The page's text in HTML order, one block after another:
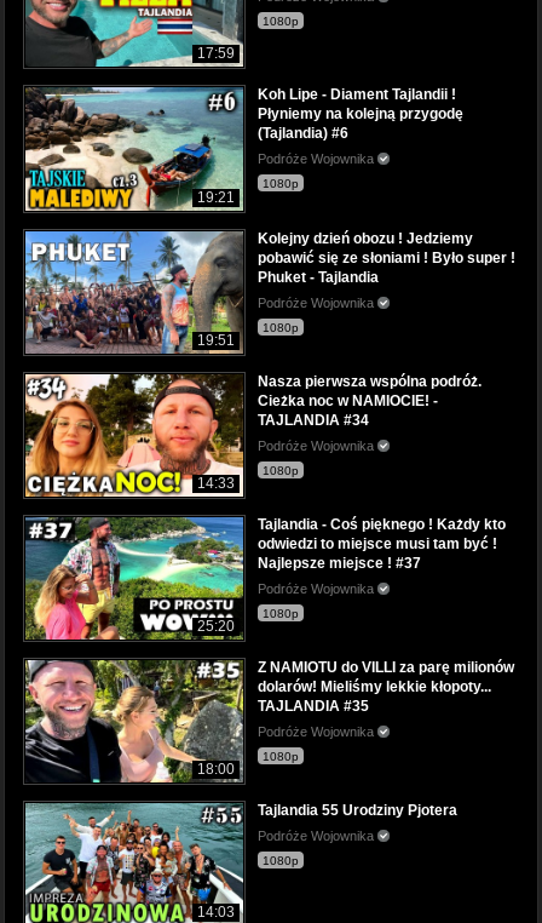
17:59
1080p
19:21
Koh Lipe - Diament Tajlandii !
Płyniemy na kolejną przygodę
(Tajlandia) #6
Podróże Wojownika
1080p
19:51
Kolejny dzień obozu ! Jedziemy
pobawić się ze słoniami ! Było super !
Phuket - Tajlandia
Podróże Wojownika
1080p
14:33
Nasza pierwsza wspólna podróż.
Cieżka noc w NAMIOCIE! -
TAJLANDIA #34
Podróże Wojownika
1080p
25:20
Tajlandia - Coś pięknego ! Każdy kto
odwiedzi to miejsce musi tam być !
Najlepsze miejsce ! #37
Podróże Wojownika
1080p
18:00
Z NAMIOTU do VILLI za parę milionów
dolarów! Mieliśmy lekkie kłopoty...
TAJLANDIA #35
Podróże Wojownika
1080p
14:03
Tajlandia 55 Urodziny Pjotera
Podróże Wojownika
1080p